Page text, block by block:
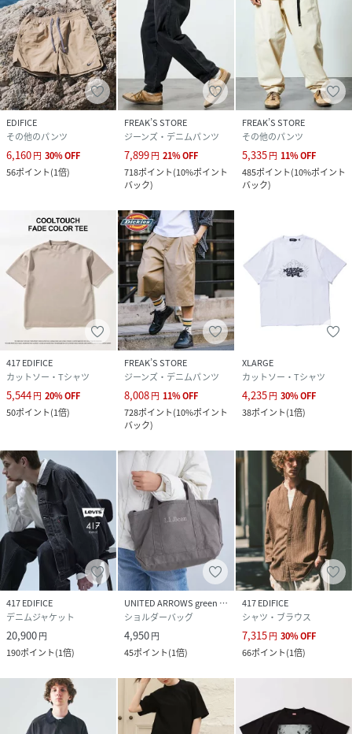
EDIFICE
その他のパンツ
6,160円 30%OFF
56ポイント(1倍)
FREAK’S STORE
ジーンズ・デニムパンツ
7,899円 21%OFF
718ポイント(10%ポイント
バック)
FREAK’S STORE
その他のパンツ
5,335円 11%OFF
485ポイント(10%ポイント
バック)
417 EDIFICE
カットソー・Tシャツ
5,544円 20%OFF
50ポイント(1倍)
FREAK’S STORE
ジーンズ・デニムパンツ
8,008円 11%OFF
728ポイント(10%ポイント
バック)
XLARGE
カットソー・Tシャツ
4,235円 30%OFF
38ポイント(1倍)
417 EDIFICE
デニムジャケット
20,900円
190ポイント(1倍)
UNITED ARROWS green label relaxing
ショルダーバッグ
4,950円
45ポイント(1倍)
417 EDIFICE
シャツ・ブラウス
7,315円 30%OFF
66ポイント(1倍)